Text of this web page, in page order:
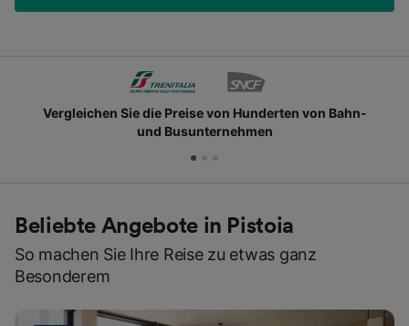
Vergleichen Sie die Preise von Hunderten von Bahn-
und Busunternehmen
Beliebte Angebote in Pistoia
So machen Sie Ihre Reise zu etwas ganz
Besonderem